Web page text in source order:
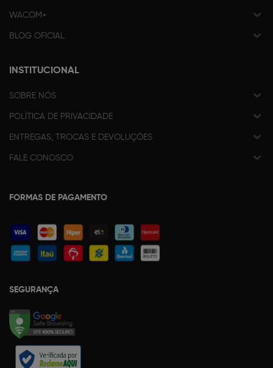
WACOM+
BLOG OFICIAL
INSTITUCIONAL
SOBRE NÓS
POLÍTICA DE PRIVACIDADE
ENTREGAS, TROCAS E DEVOLUÇÕES
FALE CONOSCO
FORMAS DE PAGAMENTO
SEGURANÇA